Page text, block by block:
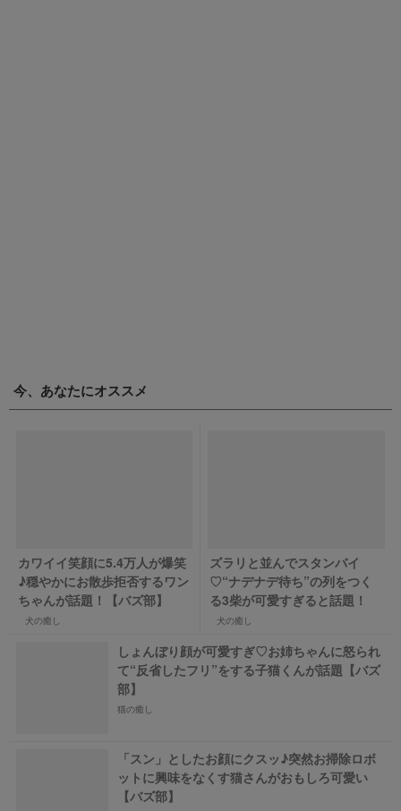
今、あなたにオススメ
カワイイ笑顔に5.4万人が爆笑
♪穏やかにお散歩拒否するワン
ちゃんが話題！【バズ部】
犬の癒し
ズラリと並んでスタンバイ
♡“ナデナデ待ち”の列をつく
る3柴が可愛すぎると話題！
犬の癒し
しょんぼり顔が可愛すぎ♡お姉ちゃんに怒られ
て“反省したフリ”をする子猫くんが話題【バズ
部】
猫の癒し
「スン」としたお顔にクスッ♪突然お掃除ロボ
ットに興味をなくす猫さんがおもしろ可愛い
【バズ部】